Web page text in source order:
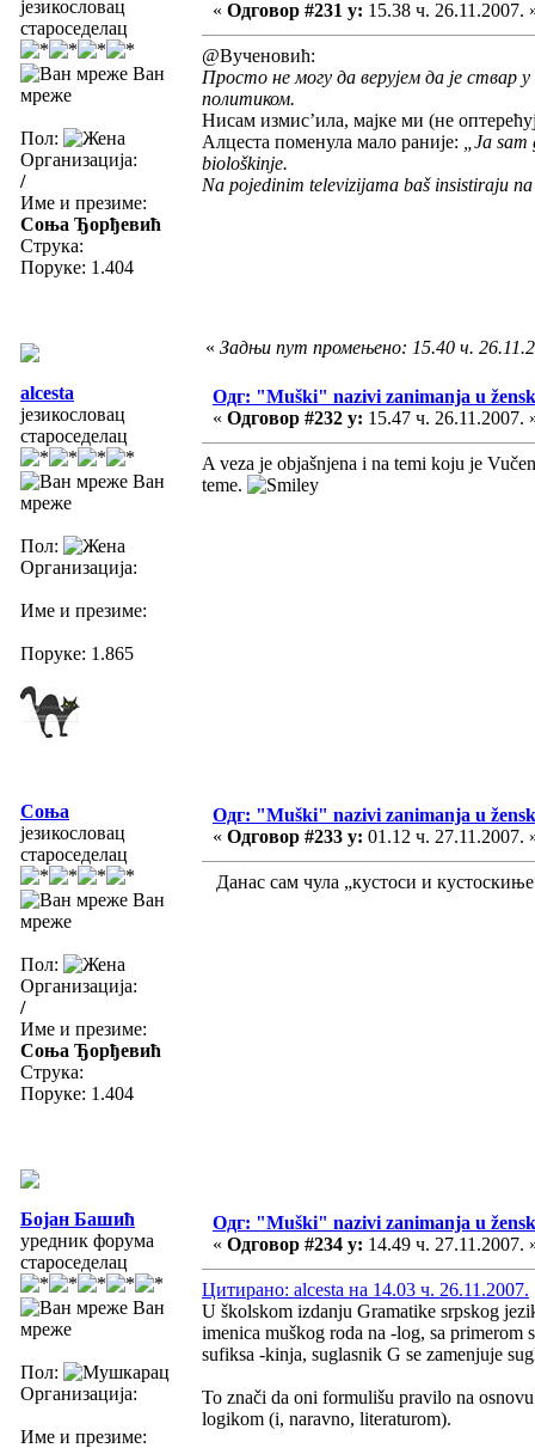
језикословац
староседелац
Ван
мреже
Пол:
Организација:
/
Име и презиме:
Соња Ђорђевић
Струка:
Поруке: 1.404
« Одговор #231 у: 15.38 ч. 26.11.2007.
@Вученовић:
Просто не могу да верујем да је ствар
политиком.
Нисам измис’ила, мајке ми (не
Алцеста поменула мало раније:
„Ja
biološkinje.
Na pojedinim televizijama baš insistiraju
« Задњи пут промењено: 15.40 ч.
alcesta
језикословац
староседелац
Ван
мреже
Пол:
Организација:
Име и презиме:
Поруке: 1.865
Одг: "Muški" nazivi zanimanja u
« Одговор #232 у: 15.47 ч. 26.11.2007.
A veza je objašnjena i na temi koju je
teme.
Соња
језикословац
староседелац
Ван
мреже
Пол:
Организација:
/
Име и презиме:
Соња Ђорђевић
Струка:
Поруке: 1.404
Одг: "Muški" nazivi zanimanja u
« Одговор #233 у: 01.12 ч. 27.11.2007.
Данас сам чула „кустоси и
Бојан Башић
уредник форума
староседелац
Ван
мреже
Пол:
Организација:
Име и презиме:
Одг: "Muški" nazivi zanimanja u
« Одговор #234 у: 14.49 ч. 27.11.2007.
Цитирано: alcesta на 14.03 ч. 26.11.2007.
U školskom izdanju Gramatike srpskog
imenica muškog roda na -log, sa
sufiksa -kinja, suglasnik G se zamenjuje
To znači da oni formulišu pravilo na
logikom (i, naravno, literaturom).